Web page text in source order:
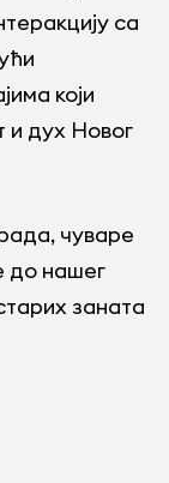
са
који
и дух Новог
чуваре
до нашег
заната